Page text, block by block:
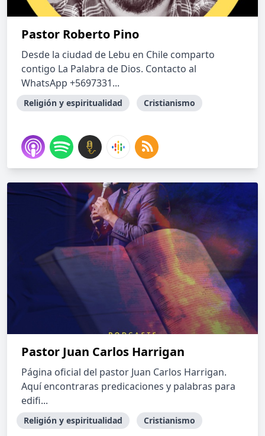
Pastor Roberto Pino
Desde la ciudad de Lebu en Chile comparto
contigo La Palabra de Dios. Contacto al
WhatsApp +5697331...
Religión y espiritualidad Cristianismo
Pastor Juan Carlos Harrigan
Página oficial del pastor Juan Carlos Harrigan.
Aquí encontraras predicaciones y palabras para
edifi...
Religión y espiritualidad Cristianismo